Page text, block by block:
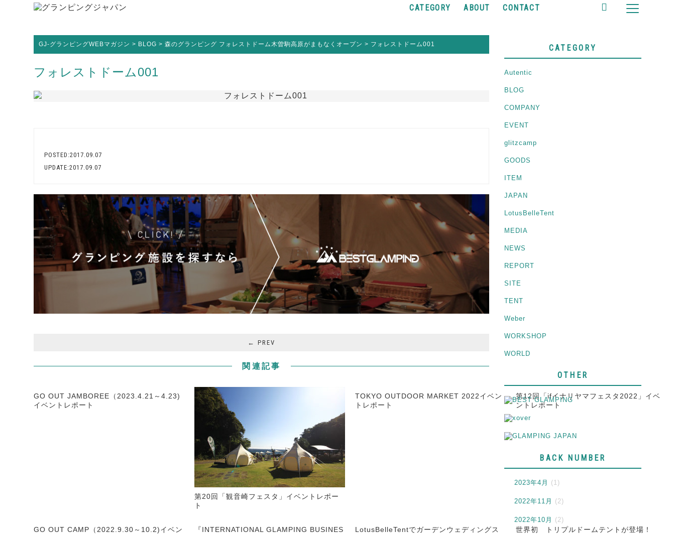
CATEGORY ABOUT CONTACT
GJ-グランピングWEBマガジン > BLOG >森のグランピング フォレストドーム木曽駒高原がまもなくオープン > フォレストドーム001
フォレストドーム001
POSTED:2017.09.07
UPDATE:2017.09.07
← PREV
関連記事
GO OUT JAMBOREE（2023.4.21～4.23)
イベントレポート
第20回「観音崎フェスタ」イベントレポー
ト
TOKYO OUTDOOR MARKET 2022イベン
トレポート
第12回「ifイナリヤマフェスタ2022」イベ
ントレポート
GO OUT CAMP（2022.9.30～10.2)イベン
『INTERNATIONAL GLAMPING BUSINES
LotusBelleTentでガーデンウェディングス
世界初 トリプルドームテントが登場！
CATEGORY
Autentic
BLOG
COMPANY
EVENT
glitzcamp
GOODS
ITEM
JAPAN
LotusBelleTent
MEDIA
NEWS
REPORT
SITE
TENT
Weber
WORKSHOP
WORLD
OTHER
BACK NUMBER
2023年4月 (1)
2022年11月 (2)
2022年10月 (2)